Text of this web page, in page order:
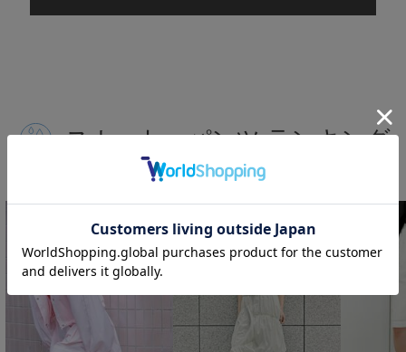
Onitsuka Tiger
ORR
オル
PATRICK
Philly chocolate
フィリーチョコレート
poláura
ポローラ
スカート・パンツ ランキング